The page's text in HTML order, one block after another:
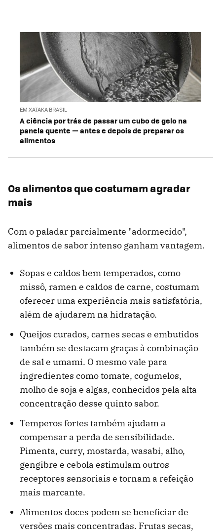
EM XATAKA BRASIL
A ciência por trás de passar um cubo de gelo na
panela quente — antes e depois de preparar os
alimentos
Os alimentos que costumam agradar
mais
Com o paladar parcialmente "adormecido",
alimentos de sabor intenso ganham vantagem.
Sopas e caldos bem temperados, como
missô, ramen e caldos de carne, costumam
oferecer uma experiência mais satisfatória,
além de ajudarem na hidratação.
Queijos curados, carnes secas e embutidos
também se destacam graças à combinação
de sal e umami. O mesmo vale para
ingredientes como tomate, cogumelos,
molho de soja e algas, conhecidos pela alta
concentração desse quinto sabor.
Temperos fortes também ajudam a
compensar a perda de sensibilidade.
Pimenta, curry, mostarda, wasabi, alho,
gengibre e cebola estimulam outros
receptores sensoriais e tornam a refeição
mais marcante.
Alimentos doces podem se beneficiar de
versões mais concentradas. Frutas secas,